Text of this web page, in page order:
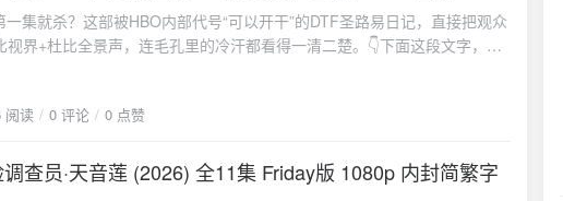
集就杀？这部被HBO内部代号“可以开干”的DTF圣路易日记，直接把观众
界+杜比全景声，连毛孔里的冷汗都看得一清二楚。👇下面这段文字，来
易日记》整季4K原盘拖回来了——DV+HDR双版本+内封简繁+杜比全景
女黑警翻那张旧写真，汗珠顺着杜比视界的超高亮度往下滴，我耳机里的
太阳穴，瞬间清醒。那一刻我知道，这剧不拿来测试家里的OLED都对不
阅读 0 评论 0 点赞
查员·天音莲 (2026) 全11集 Friday版 1080p 内封简繁字